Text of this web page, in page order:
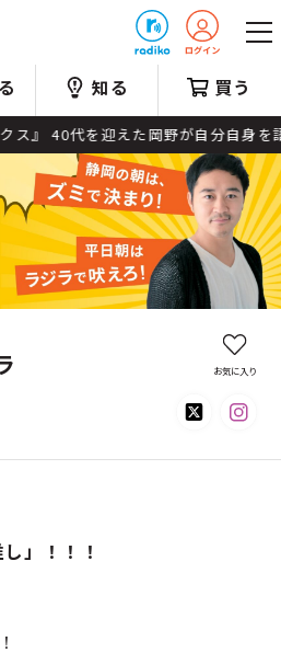
知る 買う
40代を迎えた岡野が自分自身を語
お気に入り
」！！！